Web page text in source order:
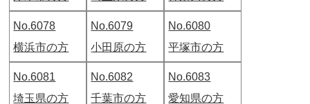
No.6078
横浜市の方
No.6079
小田原の方
No.6080
平塚市の方
No.6081
埼玉県の方
No.6082
千葉市の方
No.6083
愛知県の方